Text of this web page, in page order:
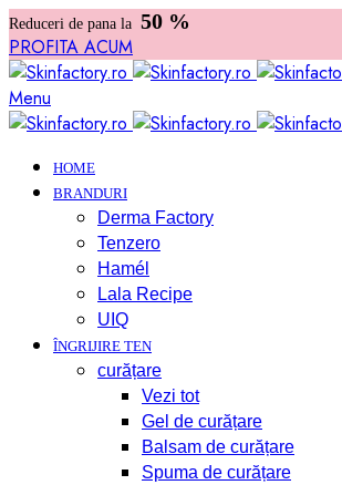
Reduceri de pana la 50 %
PROFITA ACUM
Menu
HOME
BRANDURI
Derma Factory
Tenzero
Hamél
Lala Recipe
UIQ
ÎNGRIJIRE TEN
curățare
Vezi tot
Gel de curățare
Balsam de curățare
Spuma de curățare